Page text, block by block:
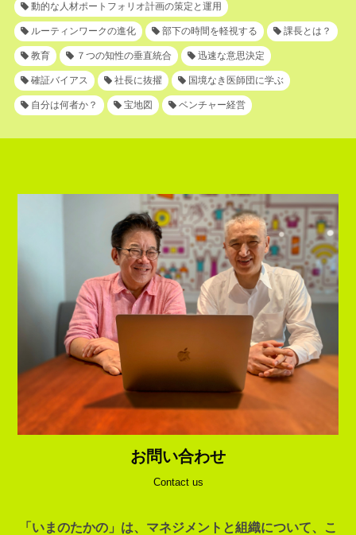
動的な人材ポートフォリオ計画の策定と運用
ルーティンワークの進化 部下の時間を軽視する 課長とは？
教育 ７つの知性の垂直統合 迅速な意思決定
確証バイアス 社長に抜擢 国境なき医師団に学ぶ
自分は何者か？ 宝地図 ベンチャー経営
お問い合わせ
Contact us
「いまのたかの」は、マネジメントと組織について、こ